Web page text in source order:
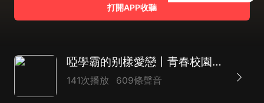
打開APP收聽
啞學霸的别樣愛戀丨青春校園丨精品多人有聲劇
141次播放 609條聲音